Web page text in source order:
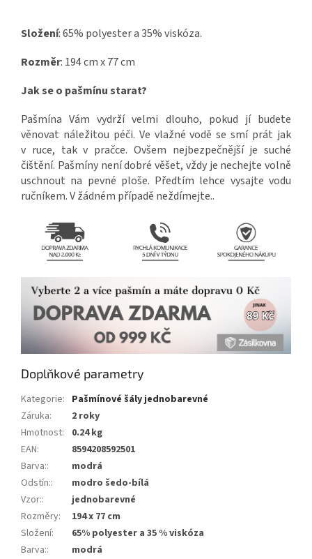
Složení: 65% polyester a 35% viskóza.
Rozměr: 194 cm x 77 cm
Jak se o pašmínu starat?
Pašmína Vám vydrží velmi dlouho, pokud jí budete
věnovat náležitou péči. Ve vlažné vodě se smí prát jak
v ruce, tak v pračce. Ovšem nejbezpečnější je suché
čištění. Pašmíny není dobré věšet, vždy je nechejte volně
uschnout na pevné ploše. Předtím lehce vysajte vodu
ručníkem. V žádném případě neždímejte..
Doplňkové parametry
Kategorie: Pašmínové šály jednobarevné
Záruka:
2 roky
Hmotnost:
0.24 kg
EAN:
8594208592501
Barva::
modrá
Odstín::
modro šedo-bílá
Vzor::
jednobarevné
Rozměry:
194 x 77 cm
Složení:
65% polyester a 35 % viskóza
Barva::
modrá